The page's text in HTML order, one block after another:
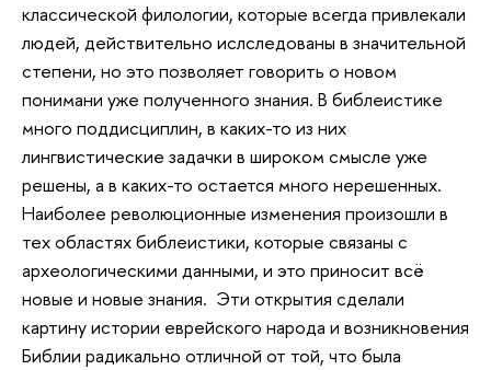
классической филологии, которые всегда привлекали
людей, действительно ислследованы в значительной
степени, но это позволяет говорить о новом
понимани уже полученного знания. В библеистике
много поддисциплин, в каких-то из них
лингвистические задачки в широком смысле уже
решены, а в каких-то остается много нерешенных.
Наиболее революционные изменения произошли в
тех областях библеистики, которые связаны с
археологическими данными, и это приносит всё
новые и новые знания. Эти открытия сделали
картину истории еврейского народа и возникновения
Библии радикально отличной от той, что была